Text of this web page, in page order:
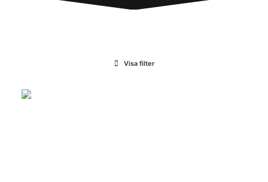
Visa filter